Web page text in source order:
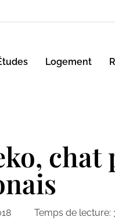
Logement
chat
Temps de lecture: